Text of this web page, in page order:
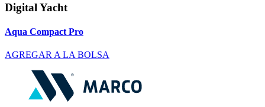
Digital Yacht
Aqua Compact Pro
AGREGAR A LA BOLSA